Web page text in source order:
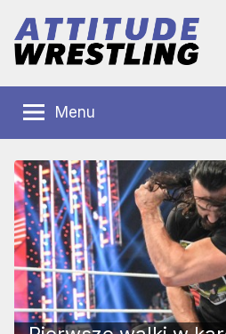
treści
Wrestling
Polska
WrestlinguMenu